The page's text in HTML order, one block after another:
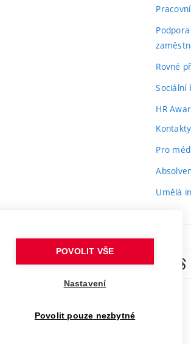
Rovné
Sociální
HR
Kontakty
Pro
Umělá
POVOLIT VŠE
Nastavení
Povolit pouze nezbytné